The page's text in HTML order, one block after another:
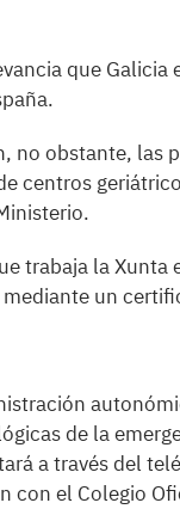
que Galicia
no obstante, las
centros
trabaja la Xunta
un
de la
a través del
con el Colegio